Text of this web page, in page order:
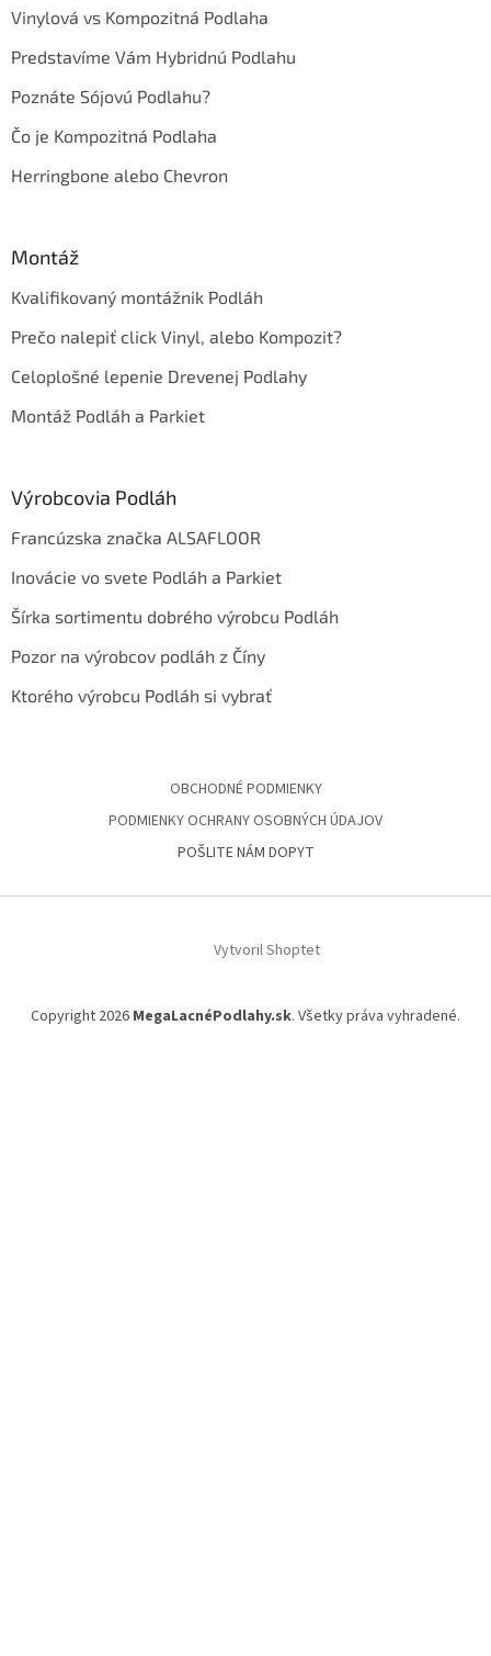
Vinylová vs Kompozitná Podlaha
Predstavíme Vám Hybridnú Podlahu
Poznáte Sójovú Podlahu?
Čo je Kompozitná Podlaha
Herringbone alebo Chevron
Montáž
Kvalifikovaný montážnik Podláh
Prečo nalepiť click Vinyl, alebo Kompozit?
Celoplošné lepenie Drevenej Podlahy
Montáž Podláh a Parkiet
Výrobcovia Podláh
Francúzska značka ALSAFLOOR
Inovácie vo svete Podláh a Parkiet
Šírka sortimentu dobrého výrobcu Podláh
Pozor na výrobcov podláh z Číny
Ktorého výrobcu Podláh si vybrať
OBCHODNÉ PODMIENKY
PODMIENKY OCHRANY OSOBNÝCH ÚDAJOV
POŠLITE NÁM DOPYT
Vytvoril Shoptet
Copyright 2026 MegaLacnéPodlahy.sk. Všetky práva vyhradené.